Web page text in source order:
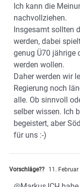
Ich kann die
nachvollziehen.
Insgesamt sollten
werden, dabei
genug Ü70 jährige
werden wollen.
Daher werden wir
Regierung noch
alle. Ob sinnvoll
selber wissen. Ich
begeistert, aber
für uns :-)
Vorschläge?? 11.